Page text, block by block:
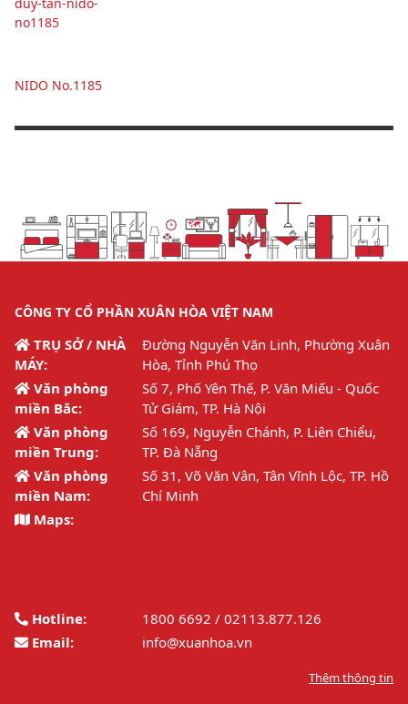
NIDO No.1185
CÔNG TY CỔ PHẦN XUÂN HÒA VIỆT NAM
TRỤ SỞ / NHÀ
MÁY:
Đường Nguyễn Văn Linh, Phường Xuân
Hòa, Tỉnh Phú Thọ
Văn phòng
miền Bắc:
Số 7, Phố Yên Thế, P. Văn Miếu - Quốc
Tử Giám, TP. Hà Nội
Văn phòng
miền Trung:
Số 169, Nguyễn Chánh, P. Liên Chiểu,
TP. Đà Nẵng
Văn phòng
miền Nam:
Số 31, Võ Văn Vân, Tân Vĩnh Lộc, TP. Hồ
Chí Minh
Maps:
Hotline:
1800 6692 / 02113.877.126
Email:
info@xuanhoa.vn
Thêm thông tin